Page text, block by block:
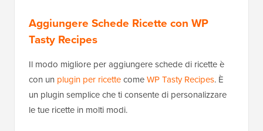
Aggiungere Schede Ricette con WP
Tasty Recipes
Il modo migliore per aggiungere schede di ricette è
con un plugin per ricettecomeWP Tasty Recipes. È
un plugin semplice che ti consente di personalizzare
le tue ricette in molti modi.